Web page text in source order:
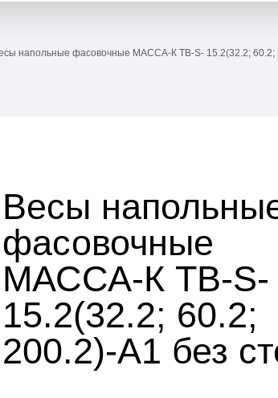
напольные фасовочные МАССА-К TB-S- 15.2(32.2; 60.2;
Весы
фасовочные
МАССА-К TB-S-
15.2(32.2; 60.2;
200.2)-A1 без